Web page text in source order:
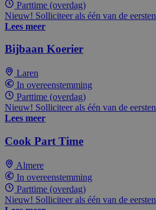
Parttime (overdag)
Nieuw! Solliciteer als één van de eersten
Lees meer
Bijbaan Koerier
Laren
In overeenstemming
Parttime (overdag)
Nieuw! Solliciteer als één van de eersten
Lees meer
Cook Part Time
Almere
In overeenstemming
Parttime (overdag)
Nieuw! Solliciteer als één van de eersten